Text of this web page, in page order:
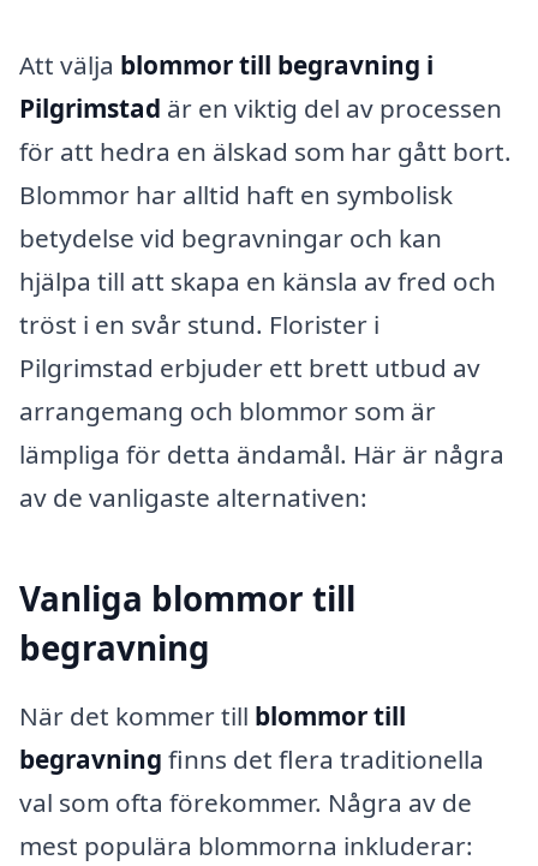
Att välja blommor till begravning i
Pilgrimstad är en viktig del av processen
för att hedra en älskad som har gått bort.
Blommor har alltid haft en symbolisk
betydelse vid begravningar och kan
hjälpa till att skapa en känsla av fred och
tröst i en svår stund. Florister i
Pilgrimstad erbjuder ett brett utbud av
arrangemang och blommor som är
lämpliga för detta ändamål. Här är några
av de vanligaste alternativen:
Vanliga blommor till
begravning
När det kommer till blommor till
begravning finns det flera traditionella
val som ofta förekommer. Några av de
mest populära blommorna inkluderar: